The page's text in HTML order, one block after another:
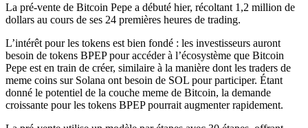
La pré-vente de Bitcoin Pepe a débuté hier, récoltant 1,2 million de
dollars au cours de ses 24 premières heures de trading.
L’intérêt pour les tokens est bien fondé : les investisseurs auront
besoin de tokens BPEP pour accéder à l’écosystème que Bitcoin
Pepe est en train de créer, similaire à la manière dont les traders de
meme coins sur Solana ont besoin de SOL pour participer. Étant
donné le potentiel de la couche meme de Bitcoin, la demande
croissante pour les tokens BPEP pourrait augmenter rapidement.